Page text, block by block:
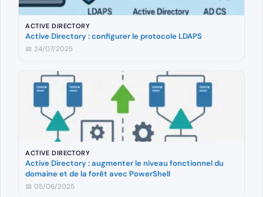
ACTIVE DIRECTORY
Active Directory : configurer le protocole LDAPS
📅 24/07/2025
ACTIVE DIRECTORY
Active Directory : augmenter le niveau fonctionnel du
domaine et de la forêt avec PowerShell
📅 05/06/2025